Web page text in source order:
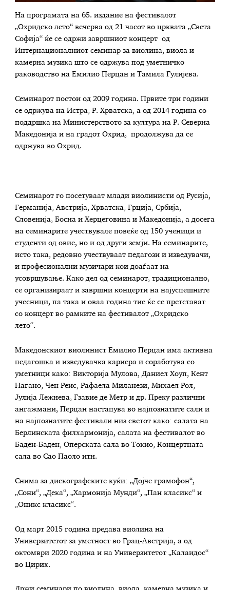
На програмата на 65. издание на фестивалот
„Охридско лето“ вечерва од 21 часот во црквата „Света
Софија“ ќе се одржи завршниот концерт од
Интернационалниот семинар за виолина, виола и
камерна музика што се одржува под уметничко
раководство на Емилио Перцан и Тамила Гулијева.
Семинарот постои од 2009 година. Првите три години
се одржува на Истра, Р. Хрватска, а од 2014 година со
поддршка на Министерството за култура на Р. Северна
Македонија и на градот Охрид, продолжува да се
одржува во Охрид.
Семинарот го посетуваат млади виолинисти од Русија,
Германија, Австрија, Хрватска, Грција, Србија,
Словенија, Босна и Херцеговина и Македонија, а досега
на семинарите учествувале повеќе од 150 ученици и
студенти од овие, но и од други земји. На семинарите,
исто така, редовно учествуваат педагози и изведувачи,
и професионални музичари кои доаѓаат на
усовршување. Како дел од семинарот, традиционално,
се организираат и завршни концерти на најуспешните
учесници, па така и оваа година тие ќе се претстават
со концерт во рамките на фестивалот „Охридско
лето“.
Македонскиот виолинист Емилио Перцан има активна
педагошка и изведувачка кариера и соработува со
уметници како: Викторија Мулова, Даниел Хоуп, Кент
Нагано, Чен Реис, Рафаела Миланези, Михаел Рол,
Јулија Лежнева, Гзавие де Метр и др. Преку различни
ангажмани, Перцан настапува во најпознатите сали и
на најпознатите фестивали низ светот како: салата на
Берлинската филхармонија, салата на фестивалот во
Баден-Баден, Оперската сала во Токио, Концертната
сала во Сао Паоло итн.
Снима за дискографските куќи: „Дојче грамофон“,
„Сони“, „Дека“, „Хармонија Мунди“, „Пан класикс“ и
„Оникс класикс“.
Од март 2015 година предава виолина на
Универзитетот за уметност во Грац-Австрија, а од
октомври 2020 година и на Универзитетот „Калаидос“
во Цирих.